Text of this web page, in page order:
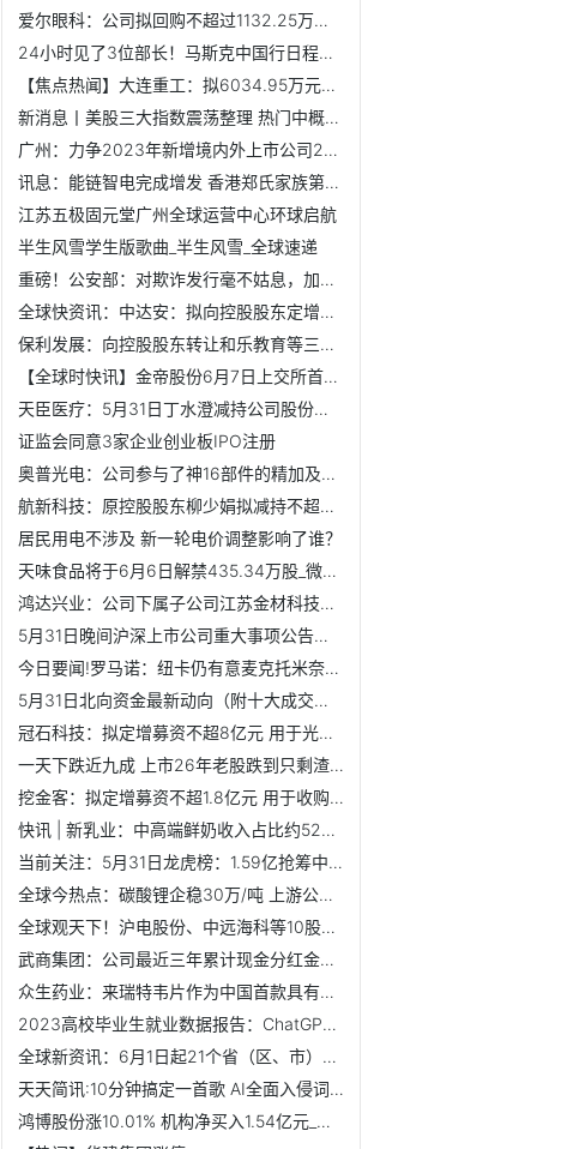
爱尔眼科：公司拟回购不超过1132.25万股公司股份-当前消息
24小时见了3位部长！马斯克中国行日程满满！他这次访华 释放...
【焦点热闻】大连重工：拟6034.95万元挂牌转让大重宾馆资产
新消息丨美股三大指数震荡整理 热门中概股多数下跌
广州：力争2023年新增境内外上市公司20家
讯息：能链智电完成增发 香港郑氏家族第三代郑志刚参与
江苏五极固元堂广州全球运营中心环球启航
半生风雪学生版歌曲_半生风雪_全球速递
重磅！公安部：对欺诈发行毫不姑息，加大对实控人打击力度
全球快资讯：中达安：拟向控股股东定增募资不超3亿元
保利发展：向控股股东转让和乐教育等三家公司股权及债权 当...
【全球时快讯】金帝股份6月7日上交所首发上会 拟募资8.59亿元
天臣医疗：5月31日丁水澄减持公司股份合计2000股
证监会同意3家企业创业板IPO注册
奥普光电：公司参与了神16部件的精加及装调工作 世界简讯
航新科技：原控股股东柳少娟拟减持不超2%股份
居民用电不涉及 新一轮电价调整影响了谁？
天味食品将于6月6日解禁435.34万股_微头条
鸿达兴业：公司下属子公司江苏金材科技有限公司是国内规模最...
5月31日晚间沪深上市公司重大事项公告最新快递
今日要闻!罗马诺：纽卡仍有意麦克托米奈，曼联尚未对球员未来...
5月31日北向资金最新动向（附十大成交股）|环球热文
冠石科技：拟定增募资不超8亿元 用于光掩膜版制造项目
一天下跌近九成 上市26年老股跌到只剩渣！这些股票尾盘遭集...
挖金客：拟定增募资不超1.8亿元 用于收购久佳信通49%股权|当前热门
快讯 | 新乳业：中高端鲜奶收入占比约52%，奶寻实现很好盈...
当前关注：5月31日龙虎榜：1.59亿抢筹中远海科 机构净买入11只股
全球今热点：碳酸锂企稳30万/吨 上游公司扩产忙！外资大手笔...
全球观天下！沪电股份、中远海科等10股获特大单资金净流入超2亿元
武商集团：公司最近三年累计现金分红金额占最近三年实现的年...
众生药业：来瑞特韦片作为中国首款具有自主知识产权的3CL单药...
2023高校毕业生就业数据报告：ChatGPT岗位需求增速明显 智能...
全球新资讯：6月1日起21个省（区、市）将实施内地居民婚姻登...
天天简讯:10分钟搞定一首歌 AI全面入侵词曲唱 未来音乐人恐...
鸿博股份涨10.01% 机构净买入1.54亿元_重点聚焦